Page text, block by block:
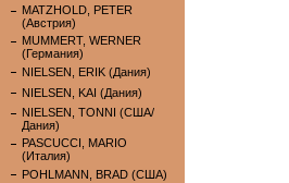
MATZHOLD, PETER
(Австрия)
MUMMERT, WERNER
(Германия)
NIELSEN, ERIK (Дания)
NIELSEN, KAI (Дания)
NIELSEN, TONNI (США/
Дания)
PASCUCCI, MARIO
(Италия)
POHLMANN, BRAD (США)